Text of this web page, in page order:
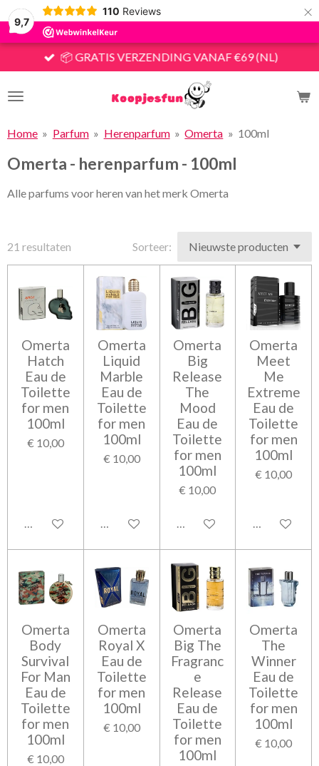
9,7
110 Reviews ×
📦 GRATIS VERZENDING VANAF €69 (NL)
Home » Parfum » Herenparfum » Omerta » 100ml
Omerta - herenparfum - 100ml
Alle parfums voor heren van het merk Omerta
21 resultaten Sorteer:
Omerta
Hatch
Eau de
Toilette
for men
100ml
€ 10,00
Bekijk details
Omerta
Liquid
Marble
Eau de
Toilette
for men
100ml
€ 10,00
Bekijk details
Omerta
Big
Release
The
Mood
Eau de
Toilette
for men
100ml
€ 10,00
Bekijk details
Omerta
Meet
Me
Extreme
Eau de
Toilette
for men
100ml
€ 10,00
Bekijk details
Omerta
Body
Survival
For Man
Eau de
Toilette
for men
100ml
€ 10,00
Omerta
Royal X
Eau de
Toilette
for men
100ml
€ 10,00
Omerta
Big The
Fragranc
e
Release
Eau de
Toilette
for men
100ml
Omerta
The
Winner
Eau de
Toilette
for men
100ml
€ 10,00